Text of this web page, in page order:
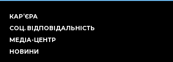
КАР’ЄРА
СОЦ. ВІДПОВІДАЛЬНІСТЬ
МЕДІА-ЦЕНТР
НОВИНИ